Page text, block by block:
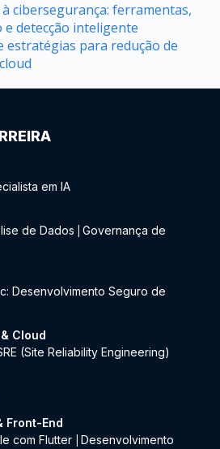
à cibersegurança: ferramentas,
e detecção inteligente
estratégias para redução de
em IA
de Dados
Governança de
Desenvolvimento Seguro de
Cloud
(Site Reliability Engineering)
Front-End
com Flutter
Desenvolvimento